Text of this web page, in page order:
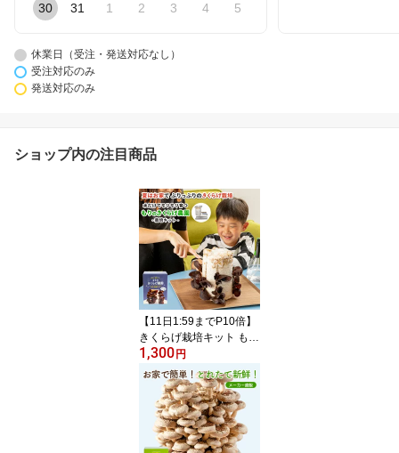
30 31 1 2 3 4 5
休業日（受注・発送対応なし）
受注対応のみ
発送対応のみ
ショップ内の注目商品
【11日1:59までP10倍】
きくらげ栽培キット もり
のきくらげ農園｜夏季限
定 栽培セット 栽培キッ
ト 木耳 食育 食育キット
収穫体験 家庭菜園 自由
研究 観察 野菜 きのこ栽
培 菌床 生きくらげ 国産
きくらげ 食物繊維 ビタ
1,300円